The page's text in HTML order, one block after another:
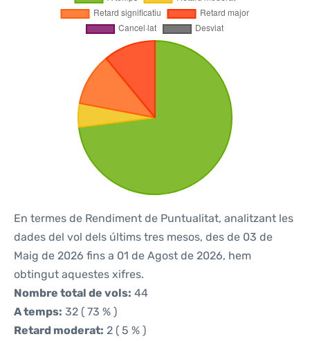
En termes de Rendiment de Puntualitat, analitzant les
dades del vol dels últims tres mesos, des de 03 de
Maig de 2026 fins a 01 de Agost de 2026, hem
obtingut aquestes xifres.
Nombre total de vols: 44
A temps: 32 ( 73 % )
Retard moderat: 2 ( 5 % )